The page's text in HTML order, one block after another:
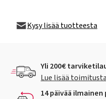
Kysy lisää tuotteesta
Yli 200€
Lue lisää
14 päivää